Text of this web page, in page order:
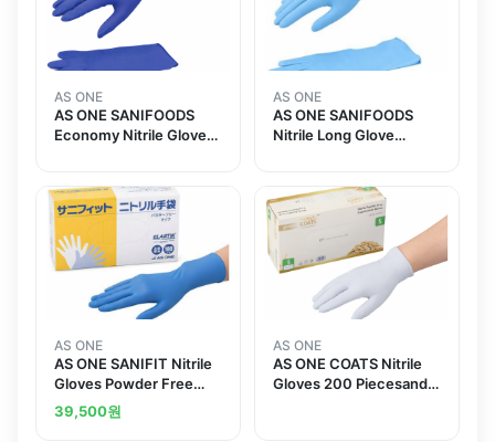
AS ONE
AS ONE SANIFOODS
Economy Nitrile Glove
AS ONE
AS ONE SANIFOODS
Nitrile Long Glove
AS ONE
AS ONE SANIFIT Nitrile
Gloves Powder Free
Dark Blue L 100
Piecesand others
39,500원
AS ONE
AS ONE COATS Nitrile
Gloves 200 Piecesand